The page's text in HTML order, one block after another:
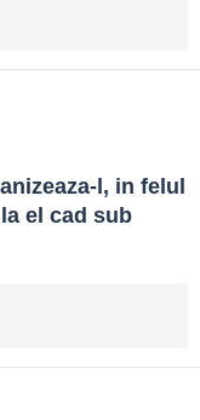
l, in felul
el cad sub